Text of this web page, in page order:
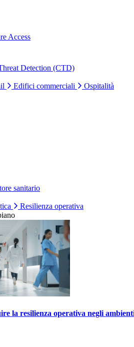
Access
Detection (CTD)
Edifici commerciali Ospitalità
sanitario
Resilienza operativa
la resilienza operativa negli